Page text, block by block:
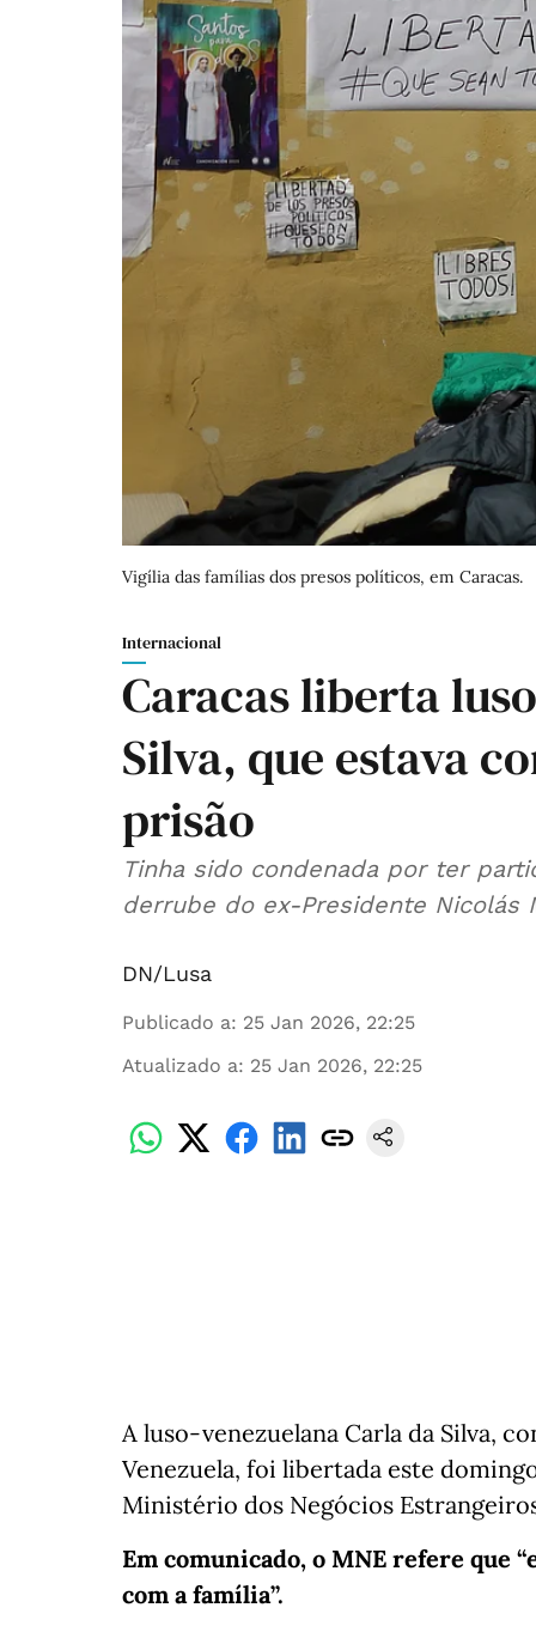
Vigília das famílias dos presos políticos, em Caracas.
Internacional
Caracas liberta
Silva, que estava
prisão
Tinha sido condenada por ter
derrube do ex-Presidente Nicolás
DN/Lusa
Publicado a: 25 Jan 2026, 22:25
Atualizado a: 25 Jan 2026, 22:25
A luso-venezuelana Carla da Silva,
Venezuela, foi libertada este
Ministério dos Negócios
Em comunicado, o MNE refere que
com a família”.